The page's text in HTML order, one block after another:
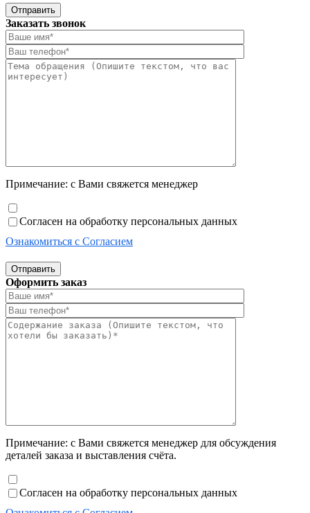
Отправить
Заказать звонок
Примечание: с Вами свяжется менеджер
Согласен на обработку персональных данных
Ознакомиться с Согласием
Отправить
Оформить заказ
Примечание: с Вами свяжется менеджер для обсуждения
деталей заказа и выставления счёта.
Согласен на обработку персональных данных